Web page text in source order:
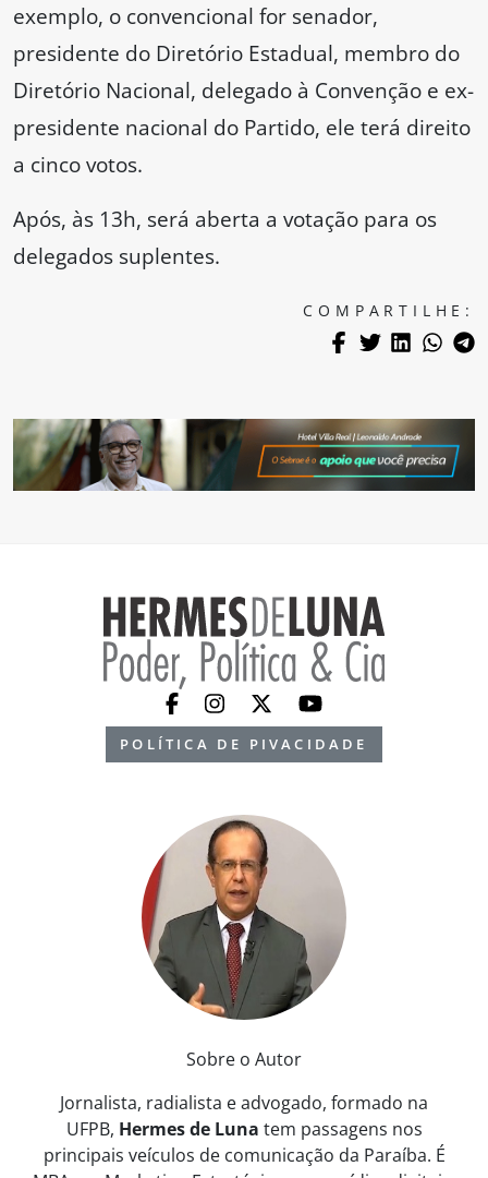
exemplo, o convencional for senador,
presidente do Diretório Estadual, membro do
Diretório Nacional, delegado à Convenção e ex-
presidente nacional do Partido, ele terá direito
a cinco votos.
Após, às 13h, será aberta a votação para os
delegados suplentes.
COMPARTILHE:
POLÍTICA DE PIVACIDADE
Sobre o Autor
Jornalista, radialista e advogado, formado na
UFPB, Hermes de Luna tem passagens nos
principais veículos de comunicação da Paraíba. É